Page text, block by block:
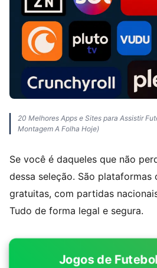
20 Melhores Apps e Sites para Assistir
Montagem A Folha Hoje)
Se você é daqueles que não
dessa seleção. São plataformas
gratuitas, com partidas
Tudo de forma legal e segura.
Jogos de